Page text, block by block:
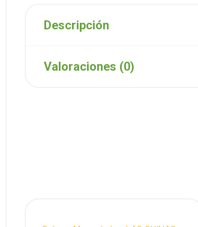
Descripción
Valoraciones (0)